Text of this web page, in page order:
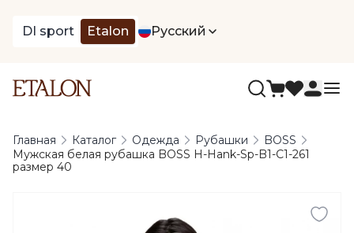
DI sport Etalon Русский
Главная Каталог Одежда Рубашки
BOSS
Мужская белая рубашка BOSS H-Hank-Sp-B1-C1-261
размер 40